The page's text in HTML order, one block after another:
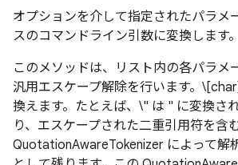
オプションを介して指定されたパラメ
スのコマンドライン引数に変換します。
このメソッドは、リスト内の各パラメ
汎用エスケープ解除を行います。
換えます。たとえば、\" は " に変換さ
り、エスケープされた二重引用符を含
QuotationAwareTokenizer によって解